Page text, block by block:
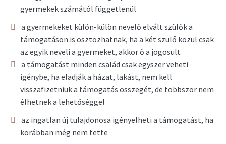
gyermekek számától függetlenül
a gyermekeket külön-külön nevelő elvált szülők a
támogatáson is osztozhatnak, ha a két szülő közül csak
az egyik neveli a gyermeket, akkor ő a jogosult
a támogatást minden család csak egyszer veheti
igénybe, ha eladják a házat, lakást, nem kell
visszafizetniük a támogatás összegét, de többször nem
élhetnek a lehetőséggel
az ingatlan új tulajdonosa igényelheti a támogatást, ha
korábban még nem tette